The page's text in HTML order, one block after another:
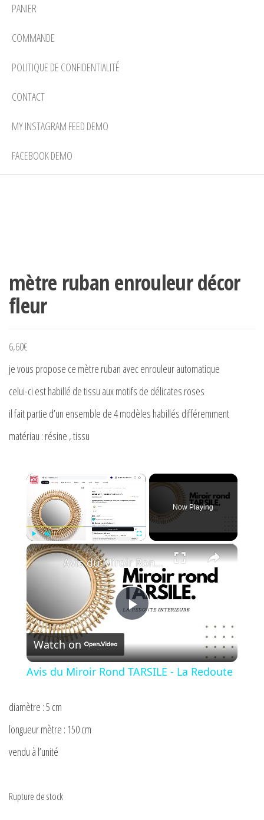
PANIER
COMMANDE
POLITIQUE DE CONFIDENTIALITÉ
CONTACT
MY INSTAGRAM FEED DEMO
FACEBOOK DEMO
mètre ruban enrouleur décor
fleur
6,60€
je vous propose ce mètre ruban avec enrouleur automatique
celui-ci est habillé de tissu aux motifs de délicates roses
il fait partie d’un ensemble de 4 modèles habillés différemment
matériau : résine , tissu
×
Play Unmute
Now Playing
×
P
l
Avis du Miroir Rond TARSILE - La Redoute
Watch on
Avis du Miroir Rond TARSILE - La Redoute
diamètre : 5 cm
longueur mètre : 150 cm
vendu à l’unité
Rupture de stock